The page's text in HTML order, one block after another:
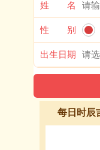
姓 名
性 别
出生日期
每日时辰